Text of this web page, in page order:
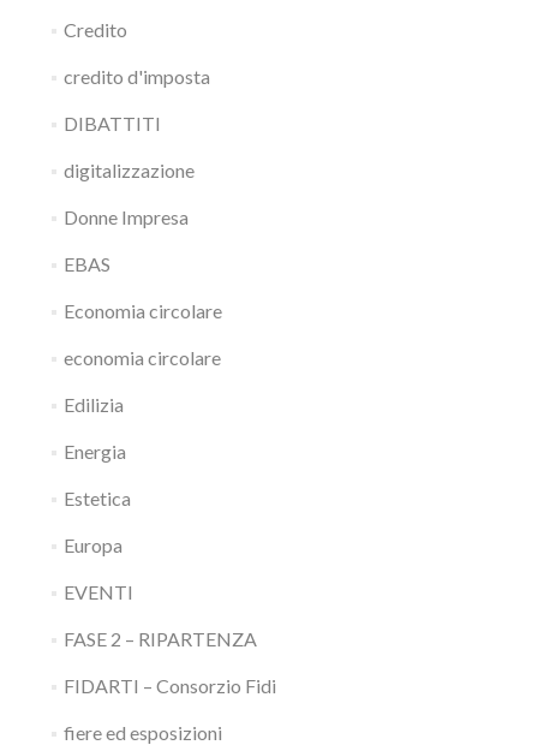
Credito
credito d'imposta
DIBATTITI
digitalizzazione
Donne Impresa
EBAS
Economia circolare
economia circolare
Edilizia
Energia
Estetica
Europa
EVENTI
FASE 2 – RIPARTENZA
FIDARTI – Consorzio Fidi
fiere ed esposizioni